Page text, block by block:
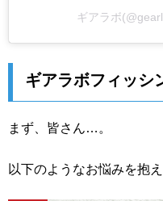
ギアラボ
ギアラボフィッシ
まず、皆さん…。
以下のようなお悩みを抱